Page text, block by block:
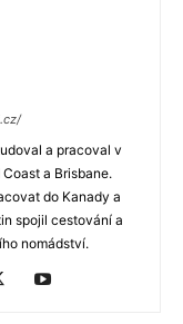
a pracoval v
a Brisbane.
do Kanady a
spojil cestování a
nomádství.